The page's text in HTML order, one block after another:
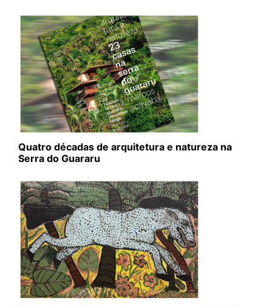
Quatro décadas de arquitetura e natureza na
Serra do Guararu